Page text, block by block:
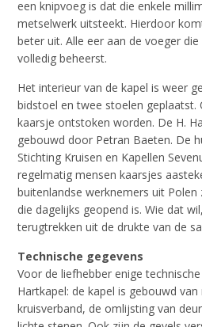
een knipvoeg is dat die enkele
metselwerk uitsteekt. Hierdoor
beter uit. Alle eer aan de voeger
volledig beheerst.
Het interieur van de kapel is weer
bidstoel en twee stoelen geplaatst.
kaarsje ontstoken worden. De H.
gebouwd door Petran Baeten. De
Stichting Kruisen en Kapellen
regelmatig mensen kaarsjes
buitenlandse werknemers uit
die dagelijks geopend is. Wie dat
terugtrekken uit de drukte van de
Technische gegevens
Voor de liefhebber enige
Hartkapel: de kapel is gebouwd
kruisverband, de omlijsting van